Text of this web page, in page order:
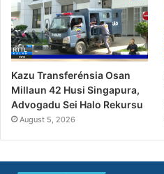
Kazu Transferénsia Osan
Millaun 42 Husi Singapura,
Advogadu Sei Halo Rekursu
August 5, 2026